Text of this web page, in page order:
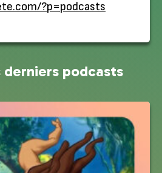
?p=podcasts
derniers podcasts